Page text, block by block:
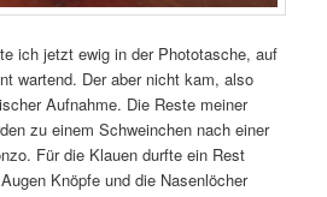
ich jetzt ewig in der Phototasche, auf
wartend. Der aber nicht kam, also
Aufnahme. Die Reste meiner
zu einem Schweinchen nach einer
Für die Klauen durfte ein Rest
Knöpfe und die Nasenlöcher